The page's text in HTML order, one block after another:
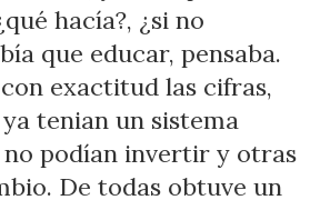
hacía?, ¿si no
que educar, pensaba.
exactitud las cifras,
tenian un sistema
podían invertir y otras
De todas obtuve un